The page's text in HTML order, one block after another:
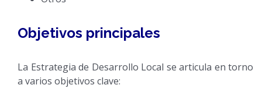
Objetivos principales
La Estrategia de Desarrollo Local se articula en torno
a varios objetivos clave: